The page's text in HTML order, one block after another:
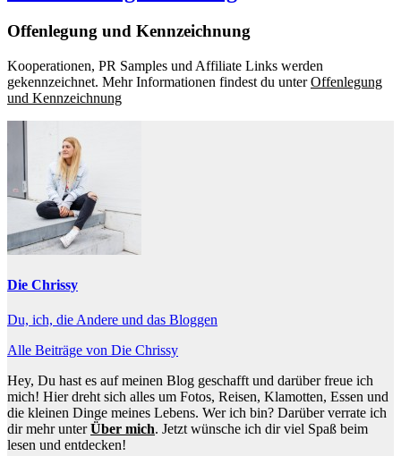
Offenlegung und Kennzeichnung
Kooperationen, PR Samples und Affiliate Links werden
gekennzeichnet. Mehr Informationen findest du unterOffenlegung
und Kennzeichnung
Die Chrissy
Du, ich, die Andere und das Bloggen
Alle Beiträge von Die Chrissy
Hey, Du hast es auf meinen Blog geschafft und darüber freue ich
mich! Hier dreht sich alles um Fotos, Reisen, Klamotten, Essen und
die kleinen Dinge meines Lebens. Wer ich bin? Darüber verrate ich
dir mehr unterÜber mich. Jetzt wünsche ich dir viel Spaß beim
lesen und entdecken!